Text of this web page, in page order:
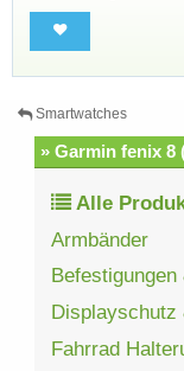
Smartwatches
» Garmin fenix 8
Alle
Armbänder
Displayschutz
Fahrrad